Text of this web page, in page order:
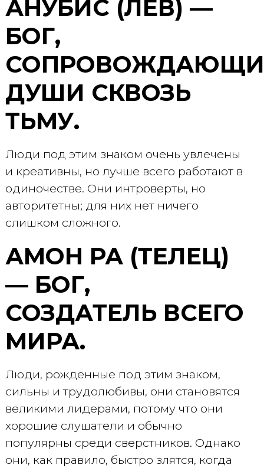
АНУБИС (ЛЕВ) —
БОГ,
ДУШИ СКВОЗЬ
ТЬМУ.
Люди под этим знаком очень увлечены
и креативны, но лучше всего работают в
одиночестве. Они интроверты, но
авторитетны; для них нет ничего
слишком сложного.
АМОН РА (ТЕЛЕЦ)
— БОГ,
СОЗДАТЕЛЬ ВСЕГО
МИРА.
Люди, рожденные под этим знаком,
сильны и трудолюбивы, они становятся
великими лидерами, потому что они
хорошие слушатели и обычно
популярны среди сверстников. Однако
они, как правило, быстро злятся, когда